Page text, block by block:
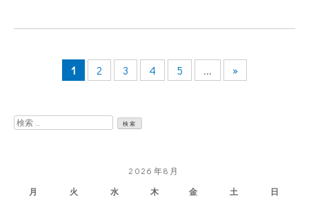
ラ
1 2 3 4 5 ... »
検
2026年8月
月
火 水 木 金 土 日